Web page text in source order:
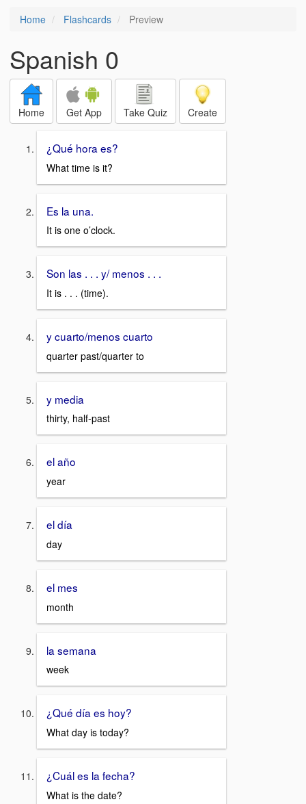
Home Flashcards Preview
Spanish 0
Home Get App Take Quiz Create
¿Qué hora es?
What time is it?
Es la una.
It is one o’clock.
Son las . . . y/ menos . . .
It is . . . (time).
y cuarto/menos cuarto
quarter past/quarter to
y media
thirty, half-past
el año
year
el día
day
el mes
month
la semana
week
¿Qué día es hoy?
What day is today?
¿Cuál es la fecha?
What is the date?